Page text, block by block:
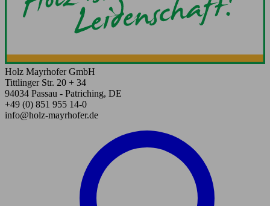
Holz Mayrhofer GmbH
Tittlinger Str. 20 + 34
94034 Passau - Patriching, DE
+49 (0) 851 955 14-0
info@holz-mayrhofer.de